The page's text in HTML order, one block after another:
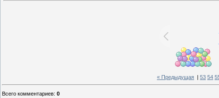
« Предыдущая 53 54
Всего комментариев: 0